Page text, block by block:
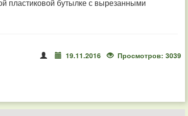
пластиковой бутылке с вырезанными
19.11.2016 Просмотров: 3039